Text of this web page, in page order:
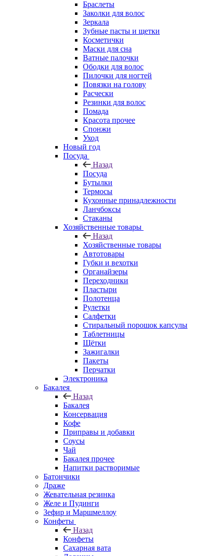
Браслеты
Заколки для волос
Зеркала
Зубные пасты и щетки
Косметички
Маски для сна
Ватные палочки
Ободки для волос
Пилочки для ногтей
Повязки на голову
Расчески
Резинки для волос
Помада
Красота прочее
Спонжи
Уход
Новый год
Посуда
Назад
Посуда
Бутылки
Термосы
Кухонные принадлежности
Ланчбоксы
Стаканы
Хозяйственные товары
Назад
Хозяйственные товары
Автотовары
Губки и вехотки
Органайзеры
Переходники
Пластыри
Полотенца
Рулетки
Салфетки
Стиральный порошок капсулы
Таблетницы
Щётки
Зажигалки
Пакеты
Перчатки
Электроника
Бакалея
Назад
Бакалея
Консервация
Кофе
Приправы и добавки
Соусы
Чай
Бакалея прочее
Напитки растворимые
Батончики
Драже
Жевательная резинка
Желе и Пудинги
Зефир и Маршмеллоу
Конфеты
Назад
Конфеты
Сахарная вата